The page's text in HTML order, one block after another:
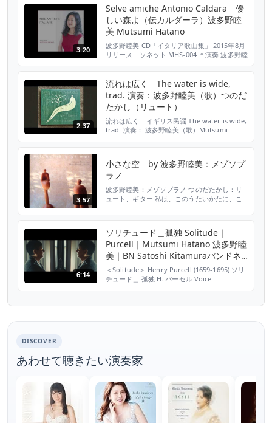
Tsunoda (musical arrangement) 角田隆...
3:20
Selve amiche Antonio Caldara 優
しい森よ（伝カルダーラ）波多野睦
美 Mutsumi Hatano
波多野睦美 CD「イタリア歌曲集」 2015年8月
リリース ソネット MHS-004 ＊演奏 波多野睦
嗣（バロック・チェロ） 渡邉さとみ／川久保
洋子／宮崎蓉子／小玉安奈／廣海史帆／長岡聡
季（バロック・ヴァイオリン） 朝吹園子（バ
ロック・ヴィオラ） 諸岡典経（ヴィオロー
ネ...
2:37
流れは広く The water is wide,
trad. 演奏：波多野睦美（歌）つのだ
たかし（リュート）
流れは広く イギリス民謡 The water is wide,
trad. 演奏： 波多野睦美（歌）Mutsumi
neither hav...
3:57
小さな空 by 波多野睦美：メゾソプ
ラノ
波多野睦美：メゾソプラノ つのだたかし：リ
ュート、ギター 私は、このうたいかたに、こ
6:14
ソリチュード＿孤独 Solitude｜
Purcell｜Mutsumi Hatano 波多野睦
美｜BN Satoshi Kitamuraバンドネ
オン北村聡｜CB Kazuhiro Tanabe
田辺和弘
＜Solitude＞ Henry Purcell (1659-1695) ソリ
チュード＿ 孤独 H. パーセル Voice
オン 北村聡 Contrabass Kazuhiro
DISCOVER
あわせて聴きたい演奏家